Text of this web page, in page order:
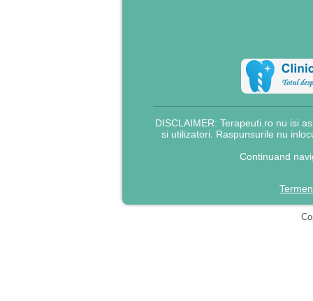
DISCLAIMER: Terapeuti.ro nu isi
si utilizatori. Raspunsurile nu
Continuand